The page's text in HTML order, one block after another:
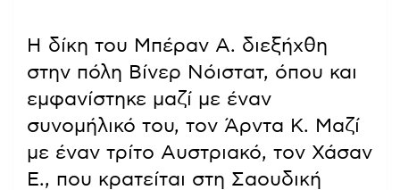
Η δίκη του Μπέραν Α. διεξήχθη
στην πόλη Βίνερ Νόιστατ, όπου και
εμφανίστηκε μαζί με έναν
συνομήλικό του, τον Άρντα Κ. Μαζί
με έναν τρίτο Αυστριακό, τον Χάσαν
Ε., που κρατείται στη Σαουδική